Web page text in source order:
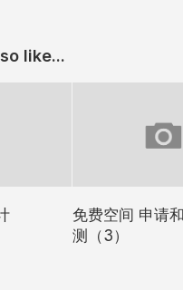
like...
免费空间 申请
测（3）